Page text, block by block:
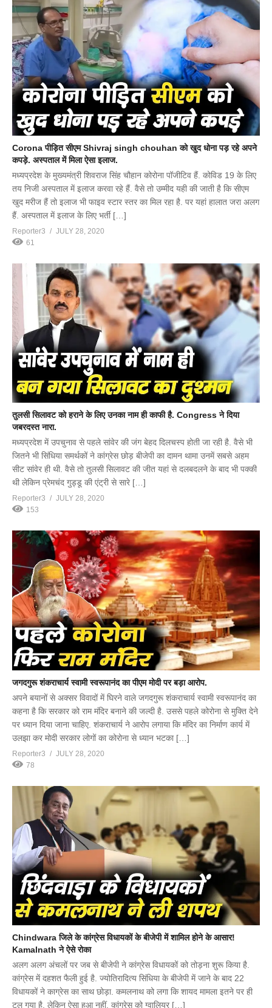
Corona पीड़ित सीएम Shivraj singh chouhan को खुद धोना पड़ रहे अपने
कपड़े. अस्पताल में मिला ऐसा इलाज.
मध्यप्रदेश के मुख्यमंत्री शिवराज सिंह चौहान कोरोना पॉजीटिव हैं. कोविड 19 के लिए
तय निजी अस्पताल में इलाज करवा रहे हैं. वैसे तो उम्मीद यही की जाती है कि सीएम
खुद मरीज हैं तो इलाज भी फाइव स्टार स्तर का मिल रहा है. पर यहां हालात जरा अलग
हैं. अस्पताल में इलाज के लिए भर्ती […]
Reporter3
JULY 28, 2020
61
तुलसी सिलावट को हराने के लिए उनका नाम ही काफी है. Congress ने दिया
जबरदस्त नारा.
मध्यप्रदेश में उपचुनाव से पहले सांवेर की जंग बेहद दिलचस्प होती जा रही है. वैसे भी
जितने भी सिंधिया समर्थकों ने कांग्रेस छोड़ बीजेपी का दामन थामा उनमें सबसे अहम
सीट सांवेर ही थी. वैसे तो तुलसी सिलावट की जीत यहां से दलबदलने के बाद भी पक्की
थी लेकिन प्रेमचंद गुड्डू की एंट्री से सारे […]
Reporter3
JULY 28, 2020
153
जगदगुरू शंकराचार्य स्वामी स्वरूपानंद का पीएम मोदी पर बड़ा आरोप.
अपने बयानों से अक्सर विवादों में घिरने वाले जगदगुरू शंकराचार्य स्वामी स्वरूपानंद का
कहना है कि सरकार को राम मंदिर बनाने की जल्दी है. उससे पहले कोरोना से मुक्ति देने
पर ध्यान दिया जाना चाहिए. शंकराचार्य ने आरोप लगाया कि मंदिर का निर्माण कार्य में
उलझा कर मोदी सरकार लोगों का कोरोना से ध्यान भटका […]
Reporter3
JULY 28, 2020
78
Chindwara जिले के कांग्रेस विधायकों के बीजेपी में शामिल होने के आसार!
Kamalnath ने ऐसे रोका
अलग अलग अंचलों पर जब से बीजेपी ने कांग्रेस विधायकों को तोड़ना शुरू किया है.
कांग्रेस में दहशत फैली हुई है. ज्योतिरादित्य सिंधिया के बीजेपी में जाने के बाद 22
विधायकों ने काग्रेस का साथ छोड़ा. कमलनाथ को लगा कि शायद मामला इतने पर ही
टल गया है. लेकिन ऐसा हुआ नहीं. कांग्रेस को ग्वालियर […]